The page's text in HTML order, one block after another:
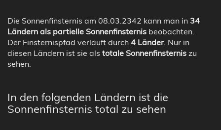
Die Sonnenfinsternis am 08.03.2342 kann man in 34
Ländern als partielle Sonnenfinsternis beobachten.
Der Finsternispfad verläuft durch 4 Länder. Nur in
diesen Ländern ist sie als totale Sonnenfinsternis zu
sehen.
In den folgenden Ländern ist die
Sonnenfinsternis total zu sehen